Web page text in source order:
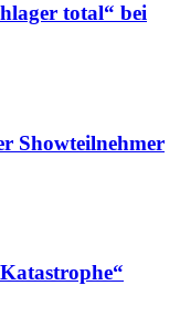
total“ bei
Showteilnehmer